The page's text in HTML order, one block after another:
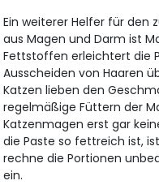
Ein weiterer Helfer für den
aus Magen und Darm ist
Fettstoffen erleichtert die
Ausscheiden von Haaren
Katzen lieben den
regelmäßige Füttern der
Katzenmagen erst gar
die Paste so fettreich ist,
rechne die Portionen
ein.